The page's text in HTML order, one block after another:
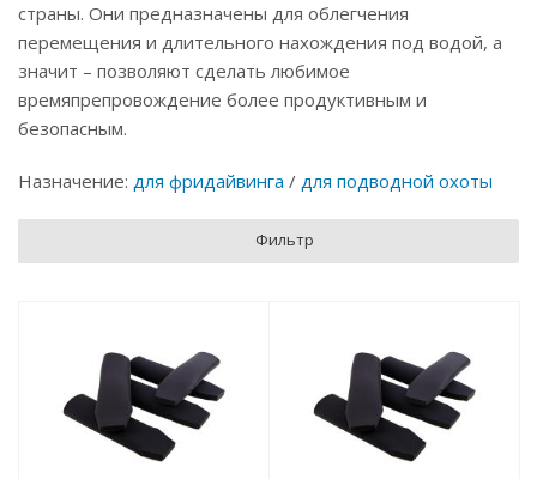
страны. Они предназначены для облегчения
перемещения и длительного нахождения под водой, а
значит – позволяют сделать любимое
времяпрепровождение более продуктивным и
безопасным.
Назначение: для фридайвинга / для подводной охоты
Фильтр